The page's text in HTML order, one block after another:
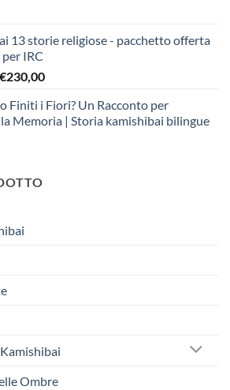
13 storie religiose - pacchetto offerta
IRC
Il
€230,00Il
attuale
è:
Finiti i Fiori? Un Racconto per
Memoria | Storia kamishibai bilingue
Ombre